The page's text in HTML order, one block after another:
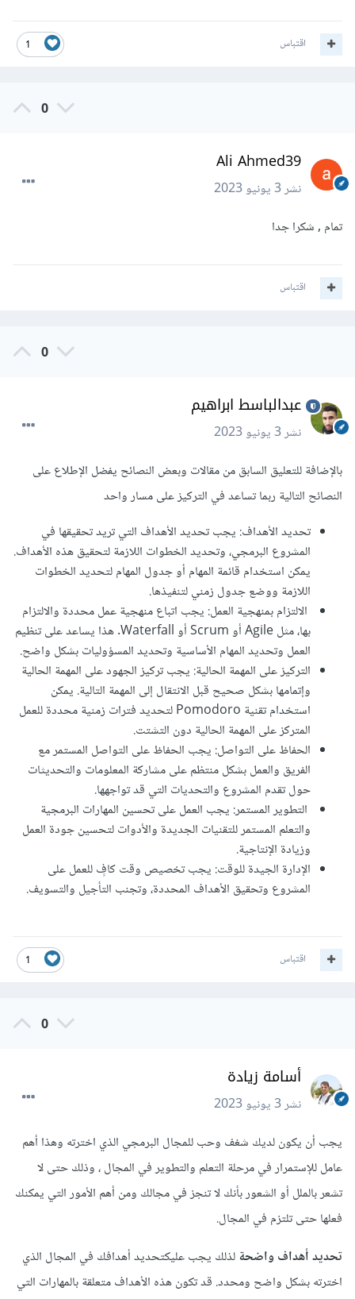
1 اقتباس
0
Ali Ahmed39
نشر3 يونيو 2023
تمام , شكرا جدا
اقتباس
0
عبدالباسط ابراهيم
نشر3 يونيو 2023
بالإضافة للتعليق السابق من مقالات وبعض النصائح يفضل الإطلاع على
النصائح التالية ربما تساعد في التركيز على مسار واحد
تحديد الأهداف: يجب تحديد الأهداف التي تريد تحقيقها في
المشروع البرمجي، وتحديد الخطوات اللازمة لتحقيق هذه الأهداف.
يمكن استخدام قائمة المهام أو جدول المهام لتحديد الخطوات
اللازمة ووضع جدول زمني لتنفيذها.
الالتزام بمنهجية العمل: يجب اتباع منهجية عمل محددة والالتزام
بها، مثل Agile أو Scrum أو Waterfall. هذا يساعد على تنظيم
العمل وتحديد المهام الأساسية وتحديد المسؤوليات بشكل واضح.
التركيز على المهمة الحالية: يجب تركيز الجهود على المهمة الحالية
وإتمامها بشكل صحيح قبل الانتقال إلى المهمة التالية. يمكن
استخدام تقنية Pomodoro لتحديد فترات زمنية محددة للعمل
المتركز على المهمة الحالية دون التشتت.
الحفاظ على التواصل: يجب الحفاظ على التواصل المستمر مع
الفريق والعمل بشكل منتظم على مشاركة المعلومات والتحديثات
حول تقدم المشروع والتحديات التي قد تواجهها.
التطوير المستمر: يجب العمل على تحسين المهارات البرمجية
والتعلم المستمر للتقنيات الجديدة والأدوات لتحسين جودة العمل
وزيادة الإنتاجية.
الإدارة الجيدة للوقت: يجب تخصيص وقت كافٍ للعمل على
المشروع وتحقيق الأهداف المحددة، وتجنب التأجيل والتسويف.
1 اقتباس
0
أسامة زيادة
نشر3 يونيو 2023
يجب أن يكون لديك شغف وحب للمجال البرمجي الذي اخترته وهذا أهم
عامل للإستمرار في مرحلة التعلم والتطوير في المجال ، وذلك حتى لا
تشعر بالملل أو الشعور بأنك لا تنجز في مجالك ومن أهم الأمور التي يمكنك
فعلها حتى تلتزم في المجال.
تحديد أهداف واضحةلذلك يجب عليكتحديد أهدافك في المجال الذي
اخترته بشكل واضح ومحدد. قد تكون هذه الأهداف متعلقة بالمهارات التي